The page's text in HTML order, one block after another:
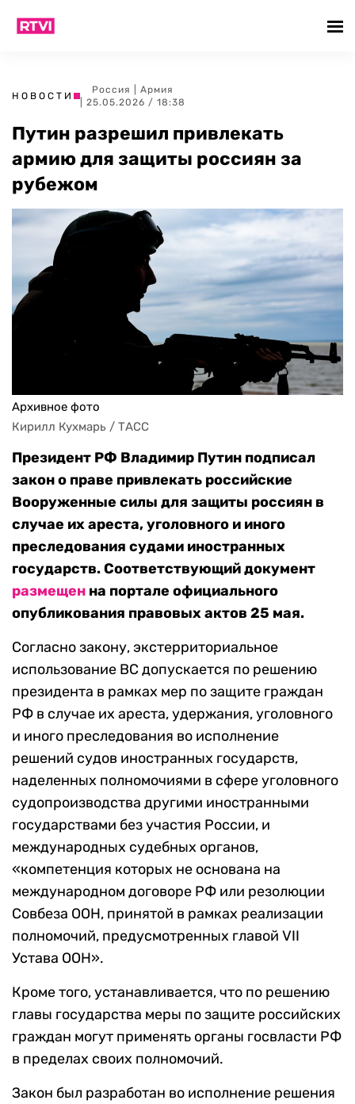
НОВОСТИ
Россия
Армия
| 25.05.2026 / 18:38
Путин разрешил привлекать
армию для защиты россиян за
рубежом
Архивное фото
Кирилл Кухмарь / ТАСС
Президент РФ Владимир Путин подписал
закон о праве привлекать российские
Вооруженные силы для защиты россиян в
случае их ареста, уголовного и иного
преследования судами иностранных
государств. Соответствующий документ
размещен на портале официального
опубликования правовых актов 25 мая.
Согласно закону, экстерриториальное
использование ВС допускается по решению
президента в рамках мер по защите граждан
РФ в случае их ареста, удержания, уголовного
и иного преследования во исполнение
решений судов иностранных государств,
наделенных полномочиями в сфере уголовного
судопроизводства другими иностранными
государствами без участия России, и
международных судебных органов,
«компетенция которых не основана на
международном договоре РФ или резолюции
Совбеза ООН, принятой в рамках реализации
полномочий, предусмотренных главой VII
Устава ООН».
Кроме того, устанавливается, что по решению
главы государства меры по защите российских
граждан могут применять органы госвласти РФ
в пределах своих полномочий.
Закон был разработан во исполнение решения